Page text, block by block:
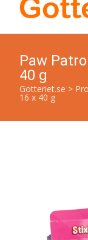
Paw
40 g
Gotteriet.se >
16 x 40 g